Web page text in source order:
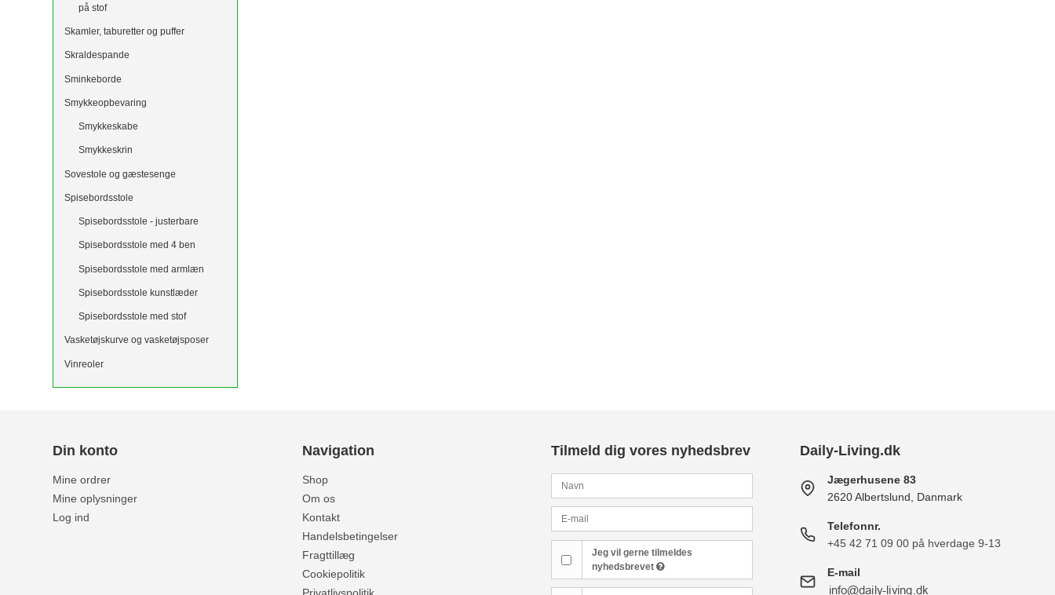
på stof
Skamler, taburetter og puffer
Skraldespande
Sminkeborde
Smykkeopbevaring
Smykkeskabe
Smykkeskrin
Sovestole og gæstesenge
Spisebordsstole
Spisebordsstole - justerbare
Spisebordsstole med 4 ben
Spisebordsstole med armlæn
Spisebordsstole kunstlæder
Spisebordsstole med stof
Vasketøjskurve og vasketøjsposer
Vinreoler
Din konto
Mine ordrer
Mine oplysninger
Log ind
Navigation
Shop
Om os
Kontakt
Handelsbetingelser
Fragttillæg
Cookiepolitik
Privatlivspolitik
Tilmeld dig vores nyhedsbrev
Jeg vil gerne tilmeldes
nyhedsbrevet
Daily-Living.dk
Jægerhusene 83
2620 Albertslund, Danmark
Telefonnr.
+45 42 71 09 00 på hverdage 9-13
E-mail